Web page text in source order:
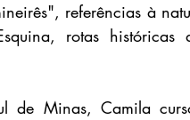
referências à
rotas históricas
de Minas, Camila